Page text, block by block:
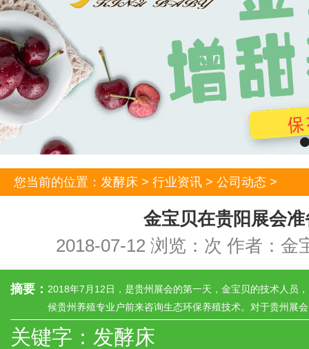
您当前的位置： 发酵床 > 行业资讯 > 公司动态 >
金宝贝在贵阳展会
2018-07-12 浏览： 次 作者：金
摘要： 2018年7月12日，是贵州展会的第一天，金宝贝的技术人员
候贵州养殖专业户前来咨询生态环保养殖技术。对于贵州展
关键字：发酵床